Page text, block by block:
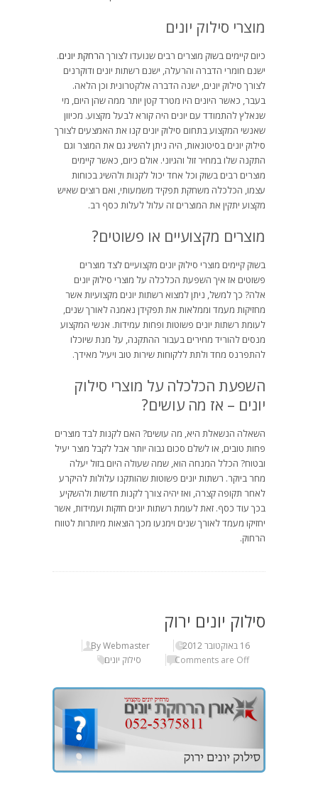
מוצרי סילוק יונים
כיום קיימים בשוק מוצרים רבים שנועדו לצורךהרחקת יונים.
ישנם חומרי הדברה והרעלה, ישנם רשתות יונים ודוקרנים
לצורך סילוק יונים, ישנה הדברה אלקטרונית וכן הלאה.
בעבר, כאשר היונים היו מטרד קטן יותר ממה שהן היום, מי
שנאלץ להתמודד עם יונים היה קורא לבעל מקצוע. מכיוון
שאנשי המקצוע בתחום סילוק יונים קנו את האמצעים לצורך
סילוק יונים בסיטונאות, היה ניתן להשיג גם את המוצר וגם
התקנה שלו במחיר זול והגיוני. אולם כיום, כאשר קיימים
מוצרים רבים בשוק וכל אחד יכול לקנות ולהשיג בכוחות
עצמו, הכלכלה משחקת תפקיד משמעותי, ואם רוצים שאיש
מקצוע יתקין את המוצרים זה עלול לעלות כסף רב.
מוצרים מקצועיים או פשוטים?
בשוק קיימים מוצרי סילוק יונים מקצועיים לצד מוצרים
פשוטים אז איך השפעת הכלכלה על מוצרי סילוק יונים
אלה? כך למשל, ניתן למצוא רשתות יונים מקצועיות אשר
מחזיקות מעמד וממלאות את תפקידן נאמנה לאורך שנים,
לעומת רשתות יונים פשוטות ופחות עמידות. אנשי המקצוע
מנסים להוריד מחירים בעבור ההתקנה, על מנת שיוכלו
להתפרנס מחד ולתת ללקוחות שירות טוב ויעיל מאידך.
השפעת הכלכלה על מוצרי סילוק
יונים – אז מה עושים?
השאלה הנשאלת היא, מה עושים? האם לקנות לבד מוצרים
פחות טובים, או לשלם סכום גבוה יותר אבל לקבל מוצר יעיל
ובטוח? הכלל המנחה הוא, שמה שעולה היום בזול יעלה
מחר ביוקר. רשתות יונים פשוטות שהותקנו עלולות להיקרע
לאחר תקופה קצרה, ואז יהיה צורך לקנות חדשות ולהשקיע
בכך עוד כסף. זאת לעומת רשתות יונים חזקות ועמידות, אשר
יחזיקו מעמד לאורך שנים וימנעו מכך הוצאות מיותרות לטווח
הרחוק.
סילוק יונים ירוק
16 באוקטובר 2012
By Webmaster
Comments are Off
סילוק יונים